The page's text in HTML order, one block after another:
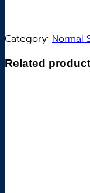
Category: Normal
Related